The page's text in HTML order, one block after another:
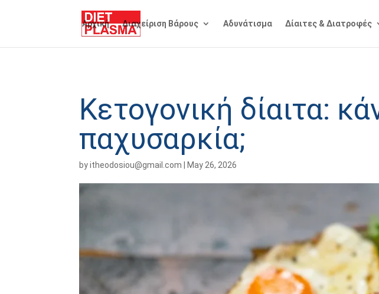
Αρχική Διαχείριση Βάρους Αδυνάτισμα Δίαιτες & Διατροφές
Κετογονική δίαιτα:
παχυσαρκία;
byitheodosiou@gmail.com May 26, 2026